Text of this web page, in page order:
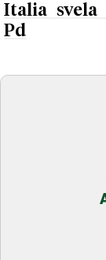
Italia svela
Pd